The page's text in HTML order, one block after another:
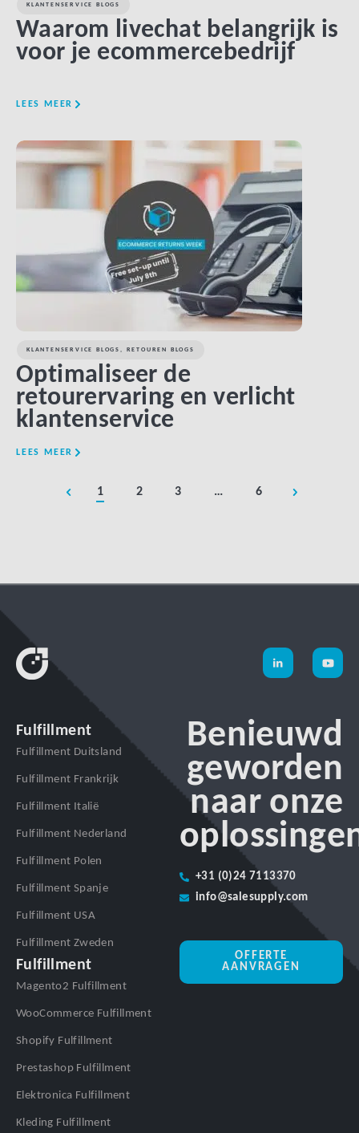
KLANTENSERVICE BLOGS
Waarom ​​livechat belangrijk is
voor je ecommercebedrijf
LEES MEER
KLANTENSERVICE BLOGS RETOUREN BLOGS
Optimaliseer de
retourervaring en verlicht
klantenservice
LEES MEER
1 2 3 … 6
Fulfillment
Fulfillment Duitsland
Fulfillment Frankrijk
Fulfillment Italië
Fulfillment Nederland
Fulfillment Polen
Fulfillment Spanje
Fulfillment USA
Fulfillment Zweden
Fulfillment
Magento2 Fulfillment
WooCommerce Fulfillment
Shopify Fulfillment
Prestashop Fulfillment
Elektronica Fulfillment
Kleding Fulfillment
Benieuwd
geworden
naar onze
+31 (0)24 7113370
info@salesupply.com
OFFERTE
AANVRAGEN